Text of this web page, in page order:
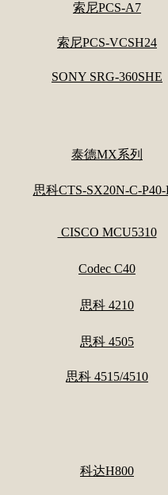
索尼PCS-A7
索尼PCS-VCSH24
SONY SRG-360SHE
泰德MX系列
思科CTS-SX20N-C-
CISCO MCU5310
Codec C40
思科 4210
思科 4505
思科 4515/4510
科达H800